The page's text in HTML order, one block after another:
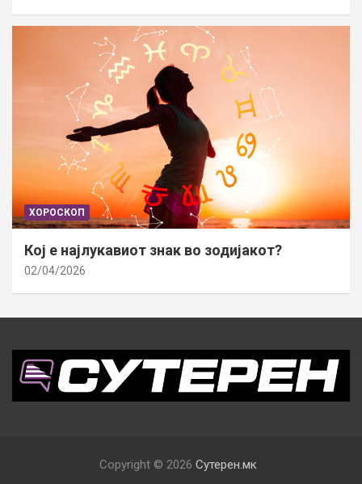
ХОРОСКОП
Кој е најлукавиот знак во зодијакот?
02/04/2026
Copyright © 2026 Сутерен.мк